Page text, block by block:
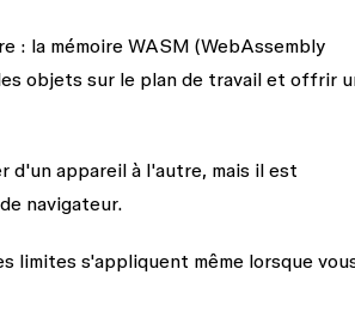
: la mémoire WASM (WebAssembly
objets sur le plan de travail et offrir
d'un appareil à l'autre, mais il est
navigateur.
limites s'appliquent même lorsque